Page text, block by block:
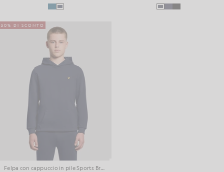
50% DI SCONTO
Felpa con cappuccio in pile Sports Brushback